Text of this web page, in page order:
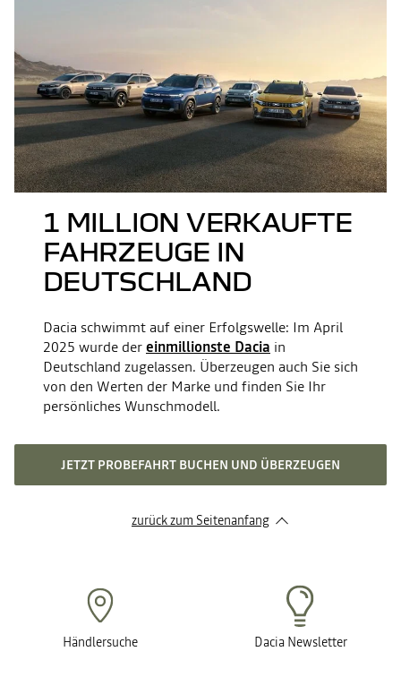
1 MILLION VERKAUFTE
FAHRZEUGE IN
DEUTSCHLAND
Dacia schwimmt auf einer Erfolgswelle: Im April
2025 wurde dereinmillionste Dacia in
Deutschland zugelassen. Überzeugen auch Sie sich
von den Werten der Marke und finden Sie Ihr
persönliches Wunschmodell.
JETZT PROBEFAHRT BUCHEN UND ÜBERZEUGEN
zurück zum Seitenanfang
Händlersuche Dacia Newsletter